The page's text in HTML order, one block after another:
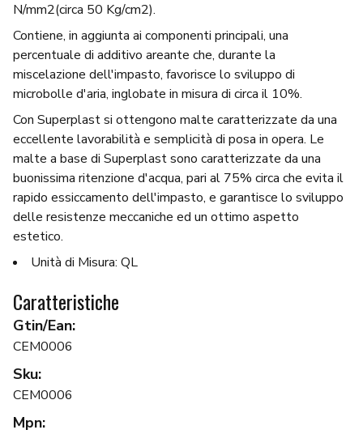
N/mm2(circa 50 Kg/cm2).
Contiene, in aggiunta ai componenti principali, una
percentuale di additivo areante che, durante la
miscelazione dell'impasto, favorisce lo sviluppo di
microbolle d'aria, inglobate in misura di circa il 10%.
Con Superplast si ottengono malte caratterizzate da una
eccellente lavorabilità e semplicità di posa in opera. Le
malte a base di Superplast sono caratterizzate da una
buonissima ritenzione d'acqua, pari al 75% circa che evita il
rapido essiccamento dell'impasto, e garantisce lo sviluppo
delle resistenze meccaniche ed un ottimo aspetto
estetico.
Unità di Misura: QL
Caratteristiche
Gtin/Ean:
CEM0006
Sku:
CEM0006
Mpn: